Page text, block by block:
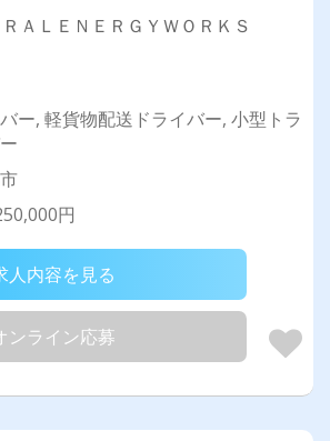
ＡＬＥＮＥＲＧＹＷＯＲＫＳ
ー, 軽貨物配送ドライバー, 小型トラ
円
人内容を見る
ンライン応募